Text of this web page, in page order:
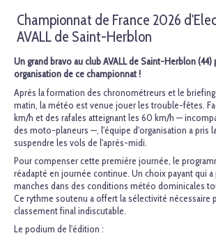
Championnat de France 2026
AVALL de Saint-Herblon
Un grand bravo au club AVALL de Saint-Herblon (44)
organisation de ce championnat !
Après la formation des chronométreurs et le
matin, la météo est venue jouer les trouble-fêtes.
km/h et des rafales atteignant les 60 km/h —
des moto-planeurs —, l'équipe d'organisation a pris
suspendre les vols de l'après-midi.
Pour compenser cette première journée, le
réadapté en journée continue. Un choix payant qui
manches dans des conditions météo dominicales
Ce rythme soutenu a offert la sélectivité nécessaire
classement final indiscutable.
Le podium de l'édition :